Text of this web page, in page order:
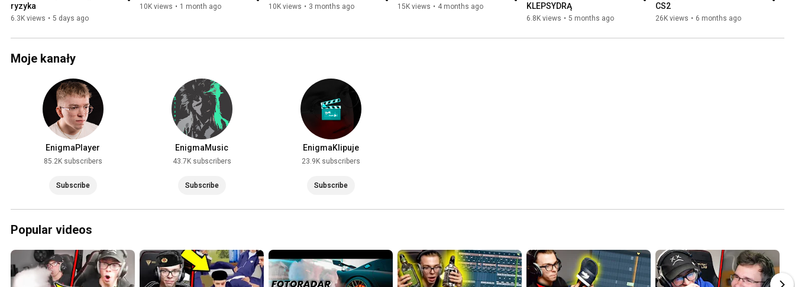
ryzyka
6.3K views • 5 days ago
10K views • 1 month ago 10K views • 3 months ago 15K views • 4 months ago
KLEPSYDRĄ
6.8K views • 5 months ago
CS2
26K views • 6 months ago
Moje kanały
EnigmaPlayer
85.2K subscribers
Subscribe
EnigmaMusic
43.7K subscribers
Subscribe
EnigmaKlipuje
23.9K subscribers
Subscribe
Popular videos